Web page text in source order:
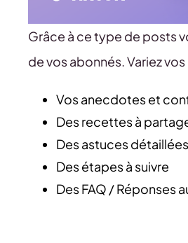
Grâce à ce type de posts
de vos abonnés. Variez
Vos anecdotes et
Des recettes à
Des astuces détaillées
Des étapes à suivre
Des FAQ / Réponses